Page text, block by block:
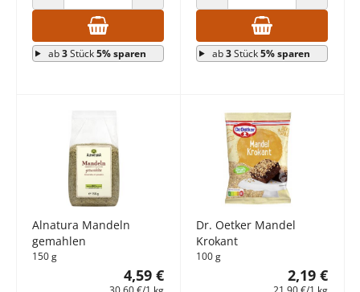
ANZAHL VERRINGERN ANZAHL ERHÖHEN
ab3Stück5% sparen
ANZAHL VERRINGERN ANZAHL
ab3Stück5% sparen
Alnatura Mandeln
gemahlen
150 g
4,59 €
Dr. Oetker Mandel
Krokant
100 g
2,19 €